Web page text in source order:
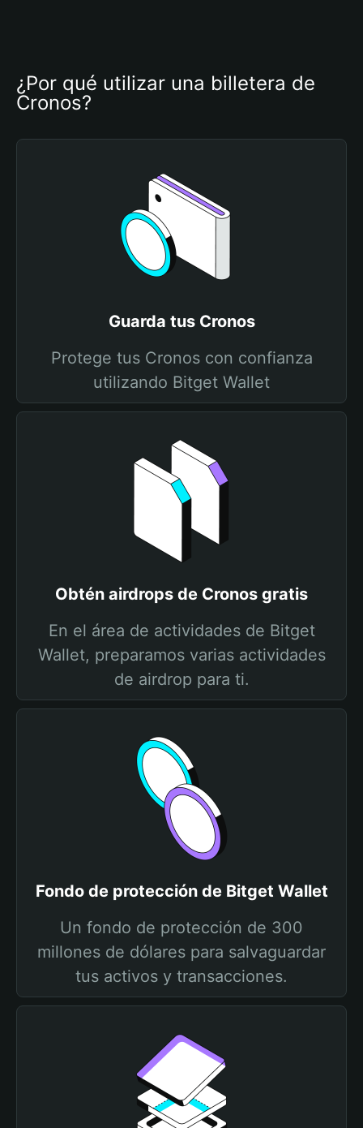
¿Por qué utilizar una billetera de
Cronos?
Guarda tus Cronos
Protege tus Cronos con confianza
utilizando Bitget Wallet
Obtén airdrops de Cronos gratis
En el área de actividades de Bitget
Wallet, preparamos varias actividades
de airdrop para ti.
Fondo de protección de Bitget Wallet
Un fondo de protección de 300
millones de dólares para salvaguardar
tus activos y transacciones.